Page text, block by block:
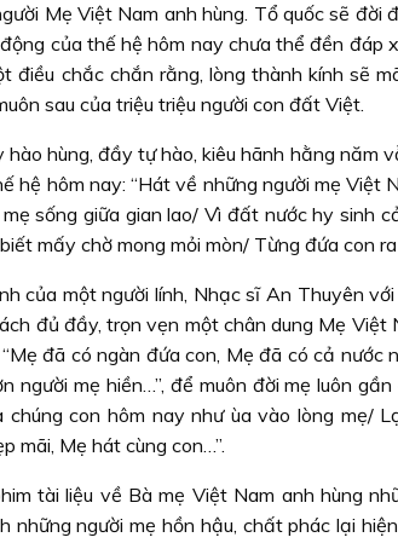
Mẹ Việt Nam anh hùng. Tổ quốc sẽ đời
của thế hệ hôm nay chưa thể đền đáp
điều chắc chắn rằng, lòng thành kính sẽ
sau của triệu triệu người con đất Việt.
hào hùng, đầy tự hào, kiêu hãnh hằng năm
hệ hôm nay: “Hát về những người mẹ Việt
sống giữa gian lao/ Vì đất nước hy sinh
mấy chờ mong mỏi mòn/ Từng đứa con
của một người lính, Nhạc sĩ An Thuyên
đủ đầy, trọn vẹn một chân dung Mẹ Việt
đã có ngàn đứa con, Mẹ đã có cả nước
người mẹ hiền…”, để muôn đời mẹ luôn
con hôm nay như ùa vào lòng mẹ/
mãi, Mẹ hát cùng con…”.
tài liệu về Bà mẹ Việt Nam anh hùng
những người mẹ hồn hậu, chất phác lại